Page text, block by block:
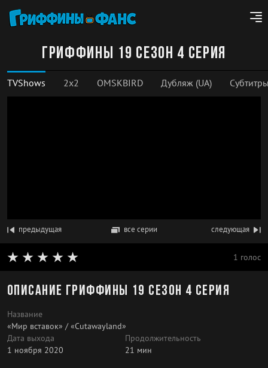
Гриффины 19 сезон 4 серия
TVShows 2x2 OMSKBIRD Дубляж (UA)
предыдущая все серии следующая
1 голос
Описание Гриффины 19 сезон 4 серия
Название
«Мир вставок» / «Cutawayland»
Дата выхода
1 ноября 2020
Продолжительность
21 мин